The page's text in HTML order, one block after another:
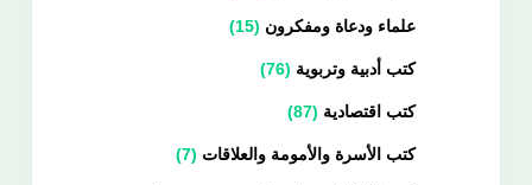
علماء ودعاة ومفكرون 15
كتب أدبية وتربوية 76
كتب اقتصادية 87
كتب الأسرة والأمومة والعلاقات 7